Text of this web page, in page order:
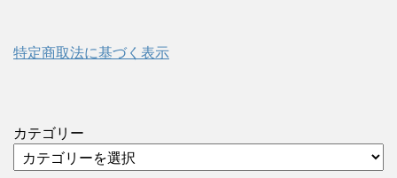
特定商取法に基づく表示
カテゴリー